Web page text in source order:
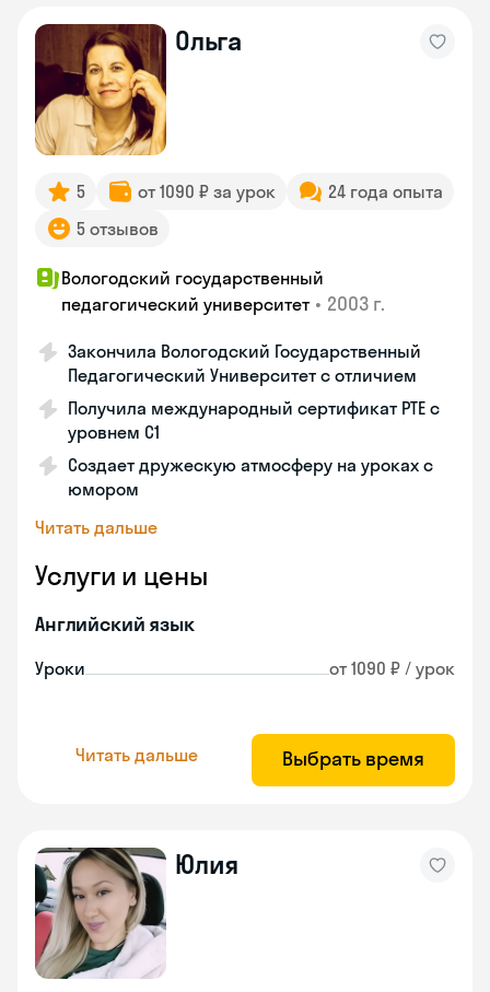
Ольга
5 от 1090 ₽ за урок
24 года опыта
5 отзывов
Вологодский государственный
педагогический университет • 2003 г.
Закончила Вологодский Государственный
Педагогический Университет с отличием
Получила международный сертификат PTE с
уровнем C1
Создает дружескую атмосферу на уроках с
юмором
Читать дальше
Услуги и цены
Английский язык
Уроки от 1090 ₽ / урок
Читать дальше Выбрать время
Юлия